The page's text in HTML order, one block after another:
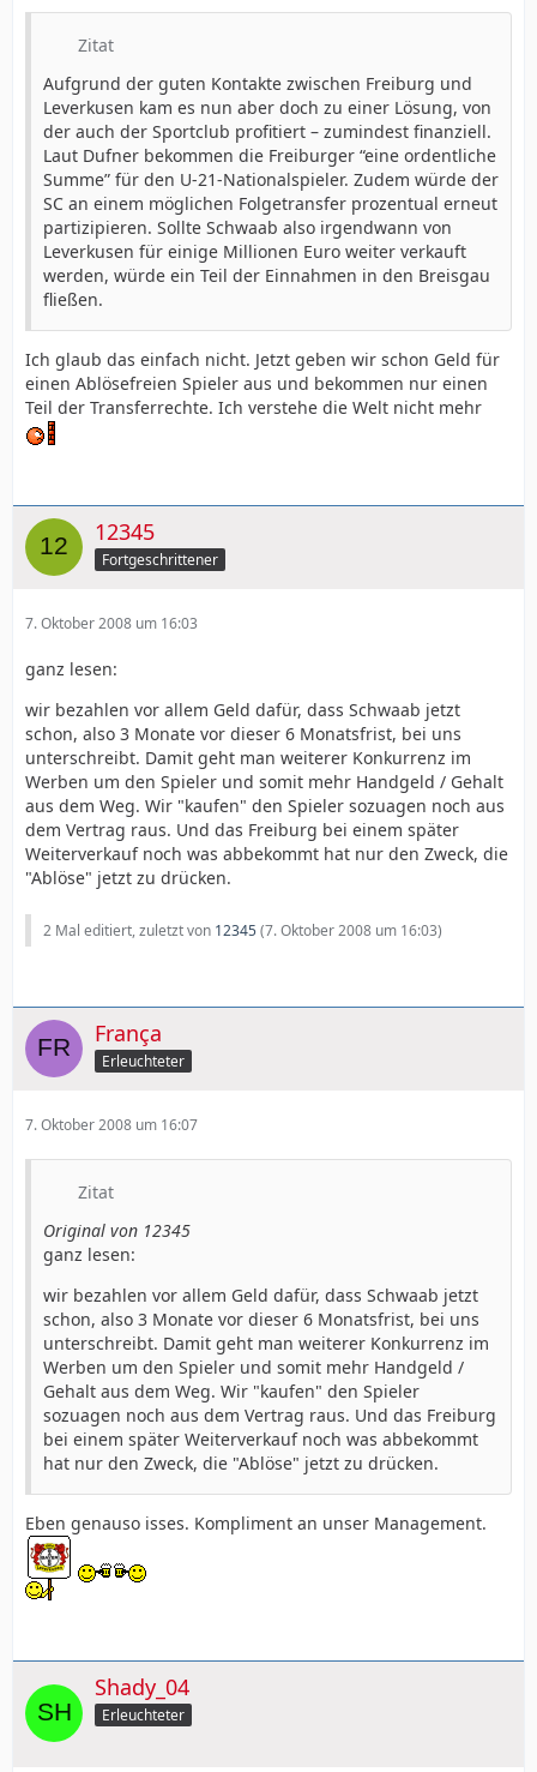
Zitat
Aufgrund der guten Kontakte zwischen Freiburg und
Leverkusen kam es nun aber doch zu einer Lösung, von
der auch der Sportclub profitiert – zumindest finanziell.
Laut Dufner bekommen die Freiburger “eine ordentliche
Summe” für den U-21-Nationalspieler. Zudem würde der
SC an einem möglichen Folgetransfer prozentual erneut
partizipieren. Sollte Schwaab also irgendwann von
Leverkusen für einige Millionen Euro weiter verkauft
werden, würde ein Teil der Einnahmen in den Breisgau
fließen.
Ich glaub das einfach nicht. Jetzt geben wir schon Geld für
einen Ablösefreien Spieler aus und bekommen nur einen
Teil der Transferrechte. Ich verstehe die Welt nicht mehr
12345
Fortgeschrittener
7. Oktober 2008 um 16:03
ganz lesen:
wir bezahlen vor allem Geld dafür, dass Schwaab jetzt
schon, also 3 Monate vor dieser 6 Monatsfrist, bei uns
unterschreibt. Damit geht man weiterer Konkurrenz im
Werben um den Spieler und somit mehr Handgeld / Gehalt
aus dem Weg. Wir "kaufen" den Spieler sozuagen noch aus
dem Vertrag raus. Und das Freiburg bei einem später
Weiterverkauf noch was abbekommt hat nur den Zweck, die
"Ablöse" jetzt zu drücken.
2 Mal editiert, zuletzt von 12345(7. Oktober 2008 um 16:03)
França
Erleuchteter
7. Oktober 2008 um 16:07
Zitat
Original von 12345
ganz lesen:
wir bezahlen vor allem Geld dafür, dass Schwaab jetzt
schon, also 3 Monate vor dieser 6 Monatsfrist, bei uns
unterschreibt. Damit geht man weiterer Konkurrenz im
Werben um den Spieler und somit mehr Handgeld /
Gehalt aus dem Weg. Wir "kaufen" den Spieler
sozuagen noch aus dem Vertrag raus. Und das Freiburg
bei einem später Weiterverkauf noch was abbekommt
hat nur den Zweck, die "Ablöse" jetzt zu drücken.
Eben genauso isses. Kompliment an unser Management.
Shady_04
Erleuchteter